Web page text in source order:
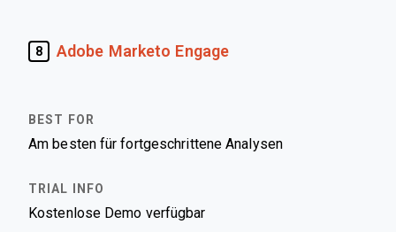
8 Adobe Marketo Engage
Am besten für fortgeschrittene Analysen
Kostenlose Demo verfügbar